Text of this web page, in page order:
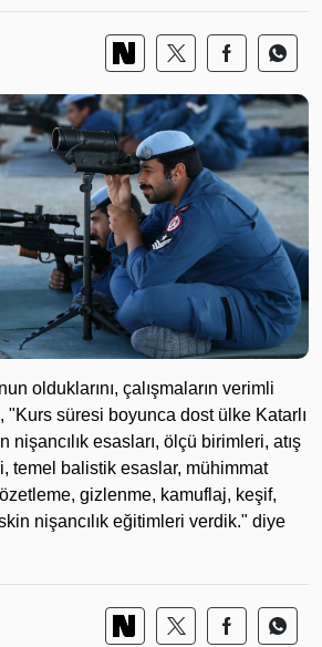
olduklarını, çalışmaların verimli
süresi boyunca dost ülke Katarlı
nişancılık esasları, ölçü birimleri, atış
temel balistik esaslar, mühimmat
gizlenme, kamuflaj, keşif,
nişancılık eğitimleri verdik." diye